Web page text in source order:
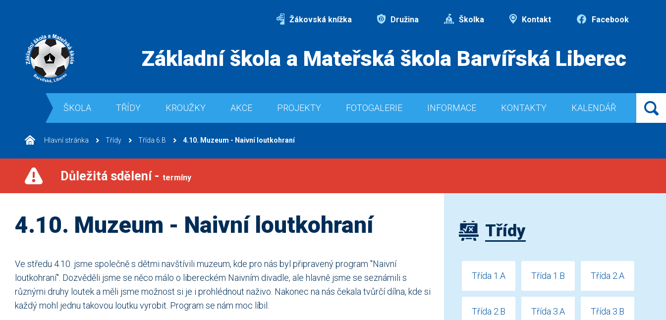
Žákovská knížka Družina Školka Kontakt Facebook
Základní škola a Mateřská škola Barvířská Liberec
ŠKOLA TŘÍDY KROUŽKY AKCE PROJEKTY FOTOGALERIE INFORMACE KONTAKTY KALENDÁŘ
Hlavní stránka Třídy Třída 6.B 4.10. Muzeum - Naivní loutkohraní
Důležitá sdělení - termíny
4.10. Muzeum - Naivní loutkohraní
Ve středu 4.10. jsme společně s dětmi navštívili muzeum, kde pro nás byl připravený program "Naivní
loutkohraní". Dozvěděli jsme se něco málo o libereckém Naivním divadle, ale hlavně jsme se seznámili s
různými druhy loutek a měli jsme možnost si je i prohlédnout naživo. Nakonec na nás čekala tvůrčí dílna, kde si
každý mohl jednu takovou loutku vyrobit. Program se nám moc líbil.
Třídy
Třída 1.A Třída 1.B Třída 2.A
Třída 2.B Třída 3.A Třída 3.B